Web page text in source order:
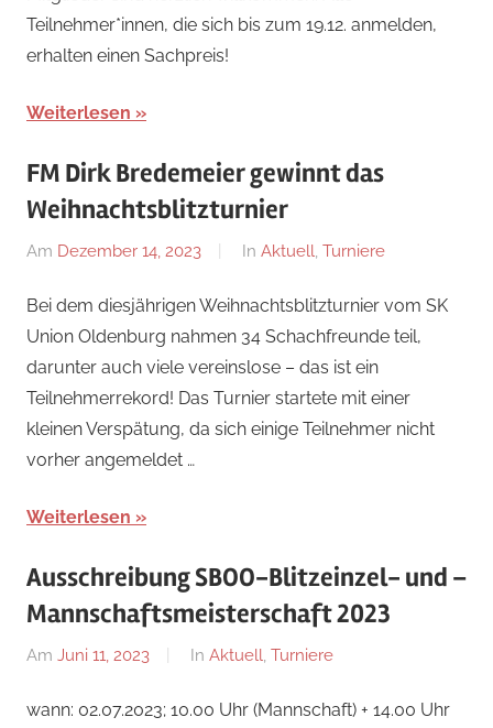
Teilnehmer*innen, die sich bis zum 19.12. anmelden,
erhalten einen Sachpreis!
Weiterlesen
FM Dirk Bredemeier gewinnt das
Weihnachtsblitzturnier
Am Dezember 14, 2023
Von
In Aktuell, Turniere
Bei dem diesjährigen Weihnachtsblitzturnier vom SK
Union Oldenburg nahmen 34 Schachfreunde teil,
darunter auch viele vereinslose – das ist ein
Teilnehmerrekord! Das Turnier startete mit einer
kleinen Verspätung, da sich einige Teilnehmer nicht
vorher angemeldet …
Weiterlesen
Ausschreibung SBOO-Blitzeinzel- und –
Mannschaftsmeisterschaft 2023
Am Juni 11, 2023
Von
In Aktuell, Turniere
wann: 02.07.2023; 10.00 Uhr (Mannschaft) + 14.00 Uhr